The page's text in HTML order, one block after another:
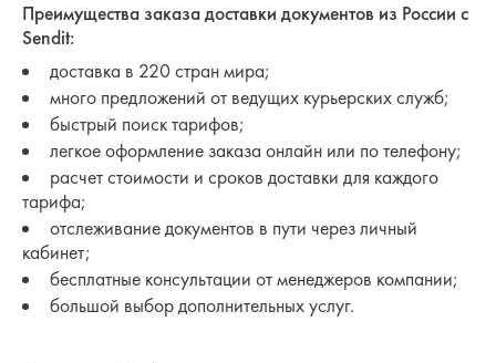
Преимущества заказа доставки документов из России с
Sendit:
доставка в 220 стран мира;
много предложений от ведущих курьерских служб;
быстрый поиск тарифов;
легкое оформление заказа онлайн или по телефону;
расчет стоимости и сроков доставки для каждого
тарифа;
отслеживание документов в пути через личный
кабинет;
бесплатные консультации от менеджеров компании;
большой выбор дополнительных услуг.